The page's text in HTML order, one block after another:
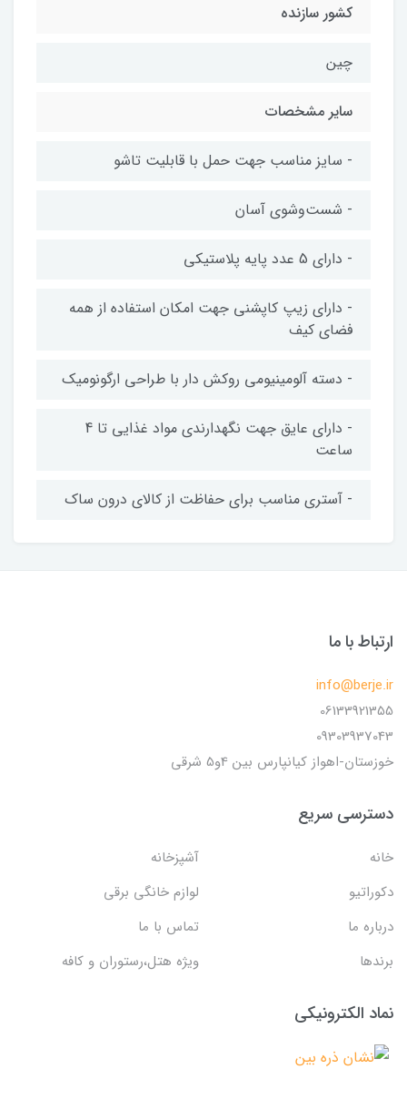
کشور سازنده
چین
سایر مشخصات
- سایز مناسب جهت حمل با قابلیت تاشو
- شست‌وشوی آسان
- دارای 5 عدد پایه پلاستیکی
- دارای زیپ کاپشنی جهت امکان استفاده از همه
فضای کیف
- دسته آلومینیومی روکش دار با طراحی ارگونومیک
- دارای عایق جهت نگهدارندی مواد غذایی تا 4
ساعت
- آستری مناسب برای حفاظت از کالای درون ساک
ارتباط با ما
info@berje.ir
06133921355
09303937043
خوزستان-اهواز کیانپارس بین 4و5 شرقی
دسترسی سریع
خانه
آشپزخانه
دکوراتیو
لوازم خانگی برقی
درباره ما
تماس با ما
برندها
ویژه هتل،رستوران و کافه
نماد الکترونیکی